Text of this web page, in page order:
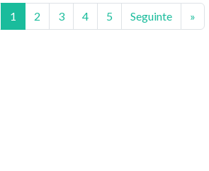
1 2 3 4 5 Seguinte »